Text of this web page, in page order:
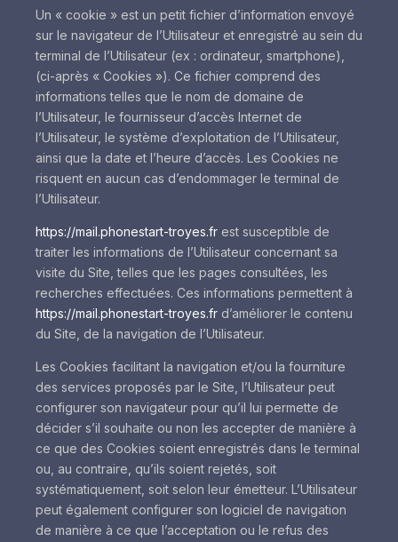
Un « cookie » est un petit fichier d’information envoyé
sur le navigateur de l’Utilisateur et enregistré au sein du
terminal de l’Utilisateur (ex : ordinateur, smartphone),
(ci-après « Cookies »). Ce fichier comprend des
informations telles que le nom de domaine de
l’Utilisateur, le fournisseur d’accès Internet de
l’Utilisateur, le système d’exploitation de l’Utilisateur,
ainsi que la date et l’heure d’accès. Les Cookies ne
risquent en aucun cas d’endommager le terminal de
l’Utilisateur.
https://mail.phonestart-troyes.fr est susceptible de
traiter les informations de l’Utilisateur concernant sa
visite du Site, telles que les pages consultées, les
recherches effectuées. Ces informations permettent à
https://mail.phonestart-troyes.fr d’améliorer le contenu
du Site, de la navigation de l’Utilisateur.
Les Cookies facilitant la navigation et/ou la fourniture
des services proposés par le Site, l’Utilisateur peut
configurer son navigateur pour qu’il lui permette de
décider s’il souhaite ou non les accepter de manière à
ce que des Cookies soient enregistrés dans le terminal
ou, au contraire, qu’ils soient rejetés, soit
systématiquement, soit selon leur émetteur. L’Utilisateur
peut également configurer son logiciel de navigation
de manière à ce que l’acceptation ou le refus des